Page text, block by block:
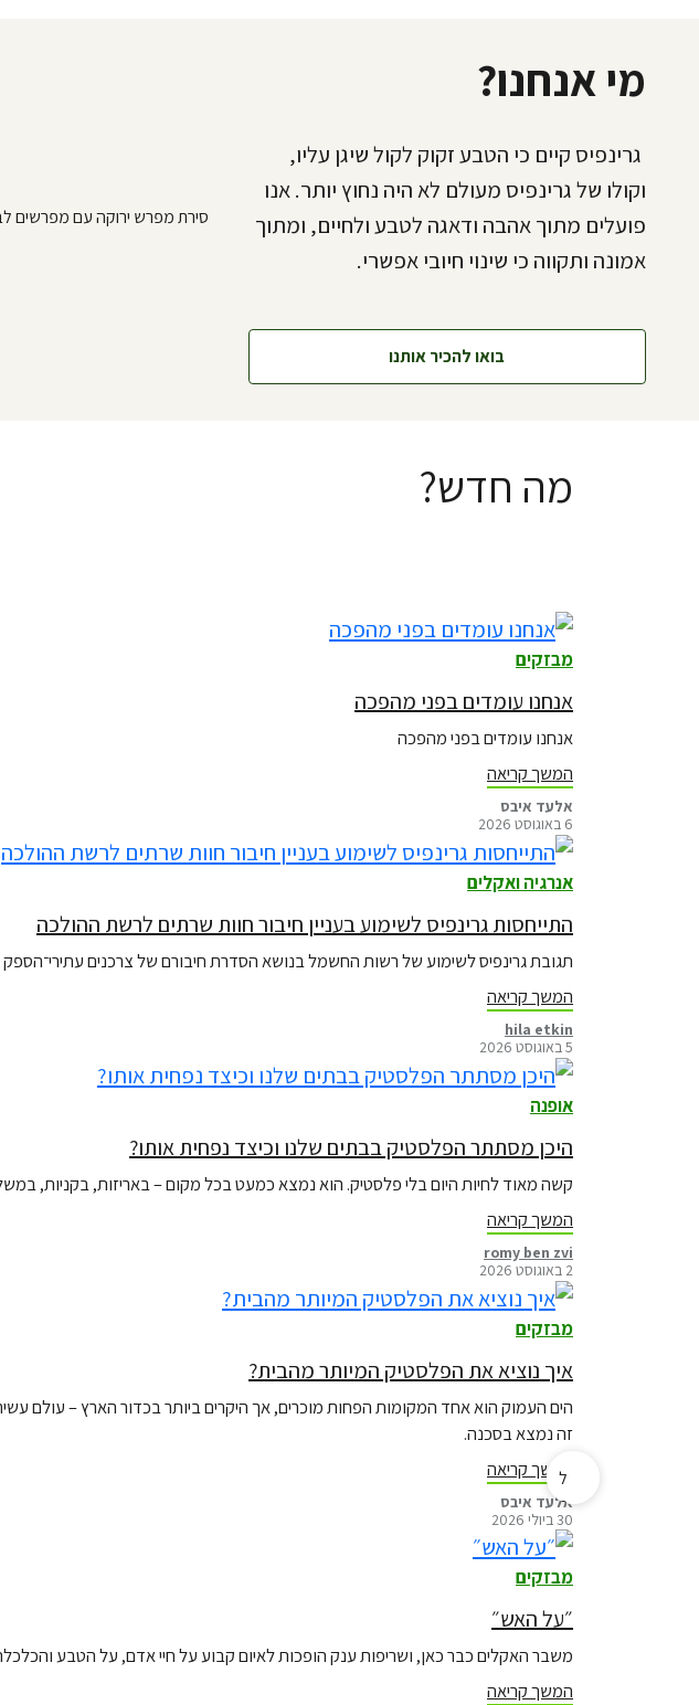
מי אנחנו?
גרינפיס קיים כי הטבע זקוק לקול שיגן עליו,
וקולו של גרינפיס מעולם לא היה נחוץ יותר. אנו
פועלים מתוך אהבה ודאגה לטבע ולחיים, ומתוך
אמונה ותקווה כי שינוי חיובי אפשרי.
בואו להכיר אותנו
מה חדש?
מבזקים
אנחנו עומדים בפני מהפכה
אנחנו עומדים בפני מהפכה
המשך קריאה
אלעד איבס
6 באוגוסט 2026
אנרגיה ואקלים
התייחסות גרינפיס לשימוע בעניין חיבור חוות שרתים לרשת ההולכה
תגובת גרינפיס לשימוע של רשות החשמל בנושא הסדרת חיבורם של צרכנים
המשך קריאה
hila etkin
5 באוגוסט 2026
אופנה
היכן מסתתר הפלסטיק בבתים שלנו וכיצד נפחית אותו?
קשה מאוד לחיות היום בלי פלסטיק. הוא נמצא כמעט בכל מקום – באריזות, בקניות,
המשך קריאה
romy ben zvi
2 באוגוסט 2026
מבזקים
איך נוציא את הפלסטיק המיותר מהבית?
הים העמוק הוא אחד המקומות הפחות מוכרים, אך היקרים ביותר בכדור הארץ – עולם עשיר
זה נמצא בסכנה.
המשך קריאה
אלעד איבס
30 ביולי 2026
מבזקים
״על האש״
משבר האקלים כבר כאן, ושריפות ענק הופכות לאיום קבוע על חיי אדם, על הטבע
המשך קריאה
ל
ה
מ
י
ך